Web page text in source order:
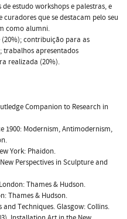
estudo workshops e palestras, e
que se destacam pelo seu
como alumni.
contribuição para as
trabalhos apresentados
realizada (20%).
Companion to Research in
1900: Modernism, Antimodernism,
York: Phaidon.
New Perspectives in Sculpture and
Thames & Hudson.
Thames & Hudson.
and Techniques. Glasgow: Collins.